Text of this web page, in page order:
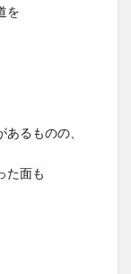
を
るものの、
た面も